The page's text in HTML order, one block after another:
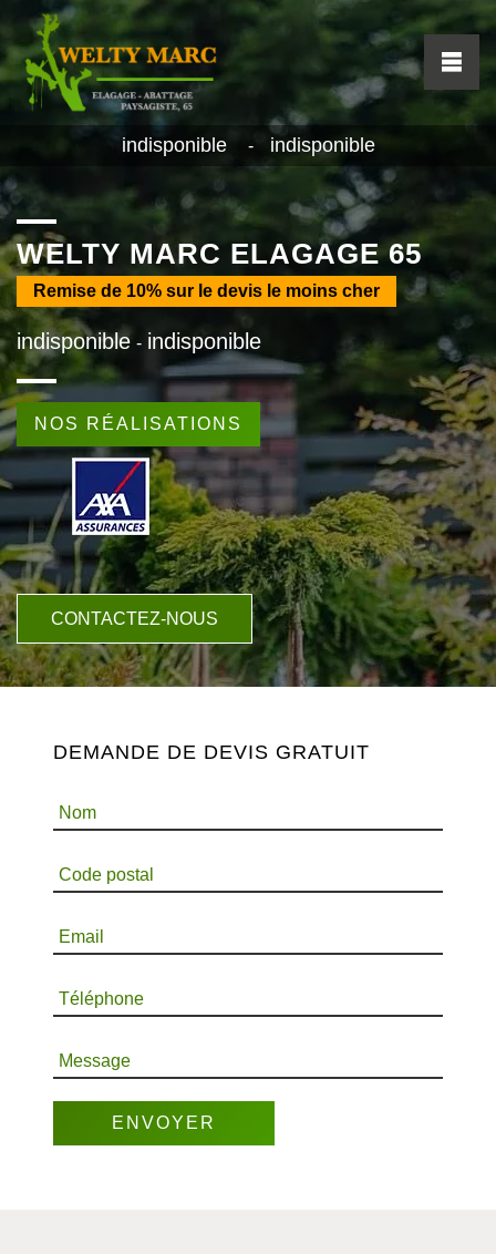
indisponible - indisponible
WELTY MARC ELAGAGE 65
Remise de 10% sur le devis le moins cher
indisponible - indisponible
NOS RÉALISATIONS
CONTACTEZ-NOUS
DEMANDE DE DEVIS GRATUIT
Nom
Code postal
Email
Téléphone
Message